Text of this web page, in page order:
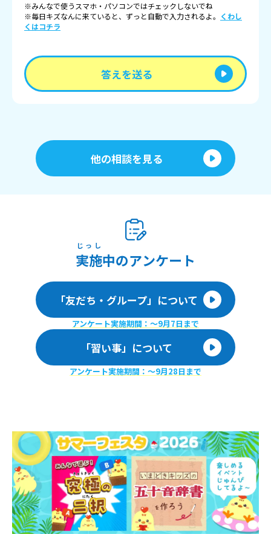
※みんなで使うスマホ・パソコンではチェックしないでね
※毎日キズなんに来ていると、ずっと自動で入力されるよ。 くわし
くはコチラ
答えを送る
他の相談を見る
実施
じっし
中のアンケート
「友だち・グループ」について
アンケート実施期間：〜9月7日まで
「習い事」について
アンケート実施期間：〜9月28日まで